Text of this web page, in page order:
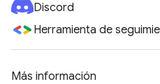
Discord
Herramienta de
Más información